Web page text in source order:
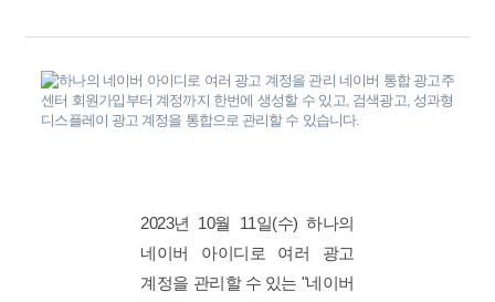
2023년 10월 11일(수) 하나의
네이버 아이디로 여러 광고
계정을 관리할 수 있는 "네이버